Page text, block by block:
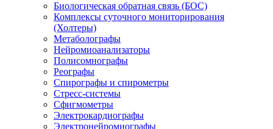
Биологическая обратная связь (БОС)
Комплексы суточного мониторирования
(Холтеры)
Метаболографы
Нейромиоанализаторы
Полисомнографы
Реографы
Спирографы и спирометры
Стресс-системы
Сфигмометры
Электрокардиографы
Электронейромиографы